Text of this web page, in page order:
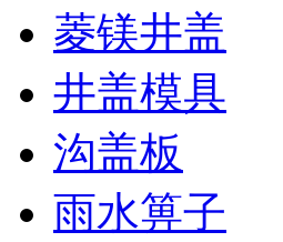
菱镁井盖
井盖模具
沟盖板
雨水箅子